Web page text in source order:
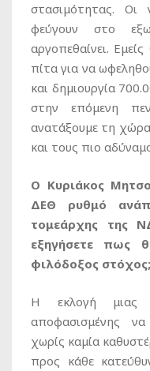
στασιμότητας. Οι
φεύγουν στο
αργοπεθαίνει.
πίτα για να
και δημιουργία
στην επόμενη
ανατάξουμε τη χώρα
και τους πιο
Ο Κυριάκος
ΔΕΘ ρυθμό
τομεάρχης της
εξηγήσετε πως
φιλόδοξος στόχος;
Η εκλογή μιας
αποφασισμένης
χωρίς καμία
προς κάθε